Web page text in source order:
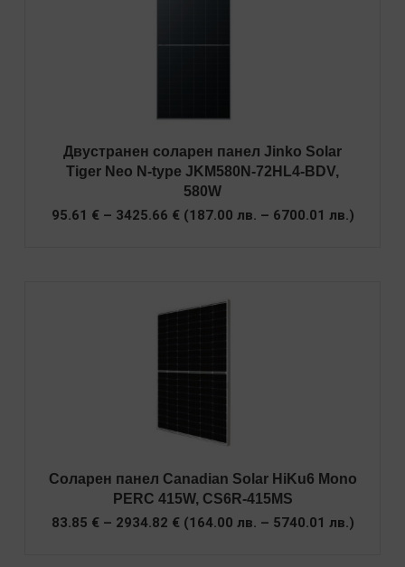
Двустранен соларен панел Jinko Solar
Tiger Neo N-type JKM580N-72HL4-BDV,
580W
95.61 € – 3425.66 €Price
(187.00 лв. – 6700.01 лв.)
Соларен панел Canadian Solar HiKu6 Mono
PERC 415W, CS6R-415MS
83.85 € – 2934.82 €Price
(164.00 лв. – 5740.01 лв.)